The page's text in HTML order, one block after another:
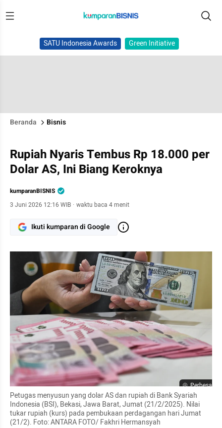
SATU Indonesia Awards Green Initiative
Beranda Bisnis
Rupiah Nyaris Tembus Rp 18.000 per
Dolar AS, Ini Biang Keroknya
kumparanBISNIS
3 Juni 2026 12:16 WIB · waktu baca 4 menit
Ikuti kumparan di Google
Perbesar
Petugas menyusun yang dolar AS dan rupiah di Bank Syariah
Indonesia (BSI), Bekasi, Jawa Barat, Jumat (21/2/2025). Nilai
tukar rupiah (kurs) pada pembukaan perdagangan hari Jumat
(21/2). Foto: ANTARA FOTO/ Fakhri Hermansyah